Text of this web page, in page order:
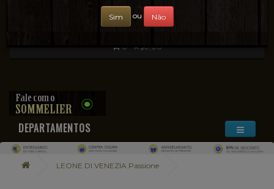
0 - R$0,00
DEPARTAMENTOS
LEONE DI VENEZIA Passione
Sim ou Não